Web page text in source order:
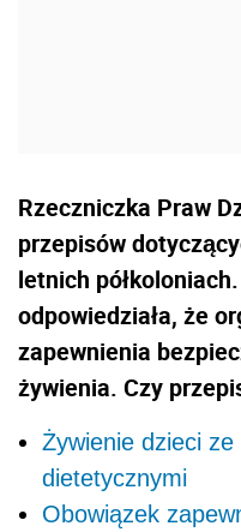
Rzeczniczka Praw
przepisów
letnich
odpowiedziała, że
zapewnienia
żywienia. Czy
Żywienie dzieci
dietetycznymi
Obowiązek